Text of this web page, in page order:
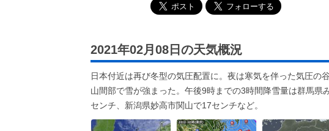
2021年02月08日の天気概況
日本付近は再び冬型の気圧配置に。夜は寒気を伴った気圧の
山間部で雪が強まった。午後9時までの3時間降雪量は群馬
センチ、新潟県妙高市関山で17センチなど。